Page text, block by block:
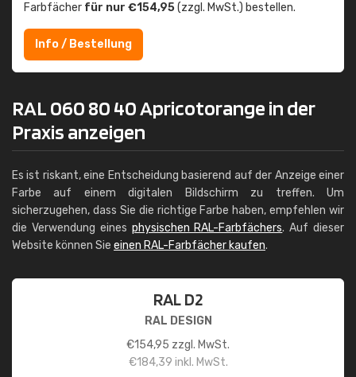
Farbfächer für nur €154,95(zzgl. MwSt.) bestellen.
Info / Bestellung
RAL 060 80 40 Apricotorange in der
Praxis anzeigen
Es ist riskant, eine Entscheidung basierend auf der Anzeige einer
Farbe auf einem digitalen Bildschirm zu treffen. Um
sicherzugehen, dass Sie die richtige Farbe haben, empfehlen wir
die Verwendung eines physischen RAL-Farbfächers. Auf dieser
Website können Sie einen RAL-Farbfächer kaufen.
RAL D2
RAL DESIGN
€154,95 zzgl. MwSt.
€184,39 inkl. MwSt.